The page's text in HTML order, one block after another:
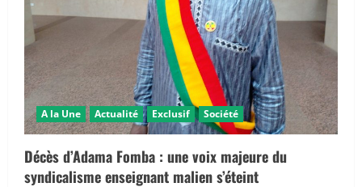
A la Une Actualité Exclusif Société
Décès d’Adama Fomba : une voix majeure du
syndicalisme enseignant malien s’éteint